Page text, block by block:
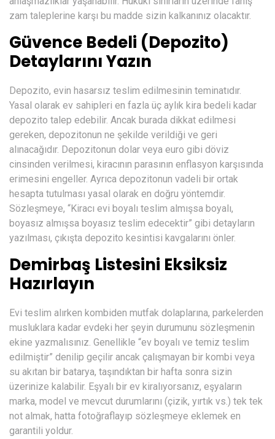
zam taleplerine karşı bu madde sizin kalkanınız olacaktır.
Güvence Bedeli (Depozito)
Detaylarını Yazın
Depozito, evin hasarsız teslim edilmesinin teminatıdır.
Yasal olarak ev sahipleri en fazla üç aylık kira bedeli kadar
depozito talep edebilir. Ancak burada dikkat edilmesi
gereken, depozitonun ne şekilde verildiği ve geri
alınacağıdır. Depozitonun dolar veya euro gibi döviz
cinsinden verilmesi, kiracının parasının enflasyon karşısında
erimesini engeller. Ayrıca depozitonun vadeli bir ortak
hesapta tutulması yasal olarak en doğru yöntemdir.
Sözleşmeye, “Kiracı evi boyalı teslim almışsa boyalı,
boyasız almışsa boyasız teslim edecektir” gibi detayların
yazılması, çıkışta depozito kesintisi kavgalarını önler.
Demirbaş Listesini Eksiksiz
Hazırlayın
Evi teslim alırken kombiden mutfak dolaplarına, parkelerden
musluklara kadar evdeki her şeyin durumunu sözleşmenin
ekine yazmalısınız. Genellikle “ev boyalı ve temiz teslim
edilmiştir” denilip geçilir ancak çalışmayan bir kombi veya
su akıtan bir batarya, taşındıktan bir hafta sonra sizin
üzerinize kalabilir. Eşyalı bir ev kiralıyorsanız, eşyaların
marka, model ve mevcut durumlarını (çizik, yırtık vs.) tek tek
not almak, hatta fotoğraflayıp sözleşmeye eklemek en
garantili yoldur.